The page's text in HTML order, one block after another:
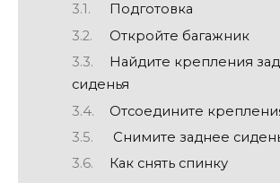
Подготовка
Откройте багажник
Найдите крепления
сиденья
Отсоедините
Снимите заднее
Как снять спинку